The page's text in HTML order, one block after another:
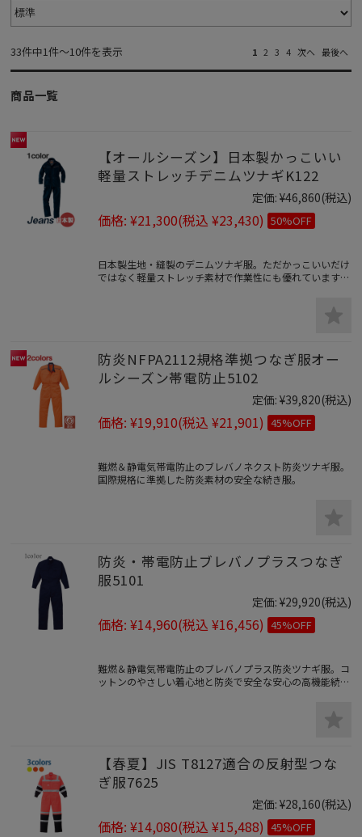
33件中1件～10件を表示 1 2 3 4 次へ 最後へ
商品一覧
【オールシーズン】日本製かっこいい
軽量ストレッチデニムツナギK122
定価: ¥46,860(税込)
価格: ¥21,300(税込 ¥23,430) 50%OFF
日本製生地・縫製のデニムツナギ服。ただかっこいいだけ
ではなく軽量ストレッチ素材で作業性にも優れています。
防炎NFPA2112規格準拠つなぎ服オー
ルシーズン帯電防止5102
定価: ¥39,820(税込)
価格: ¥19,910(税込 ¥21,901) 45%OFF
難燃＆静電気帯電防止のブレバノネクスト防炎ツナギ服。
国際規格に準拠した防炎素材の安全な続き服。
防炎・帯電防止ブレバノプラスつなぎ
服5101
定価: ¥29,920(税込)
価格: ¥14,960(税込 ¥16,456) 45%OFF
難燃＆静電気帯電防止のブレバノプラス防炎ツナギ服。コ
ットンのやさしい着心地と防炎で安全な安心の高機能続き
【春夏】JIS T8127適合の反射型つな
ぎ服7625
定価: ¥28,160(税込)
価格: ¥14,080(税込 ¥15,488) 45%OFF